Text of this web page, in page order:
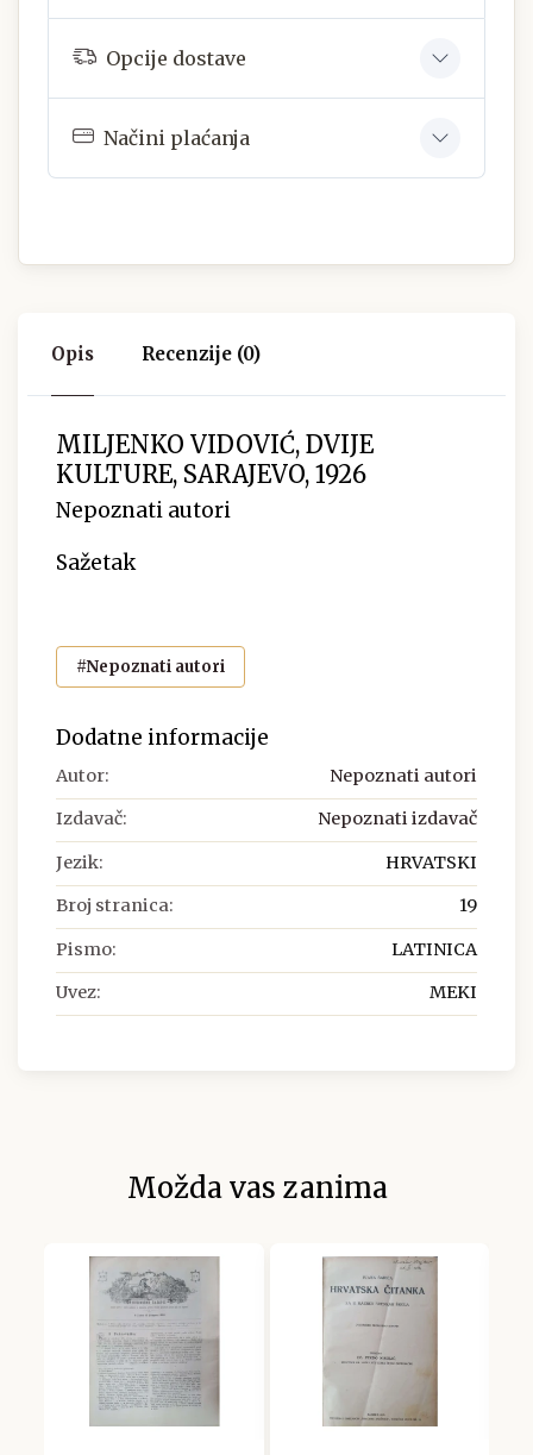
Opcije dostave
Načini plaćanja
Opis Recenzije (0)
MILJENKO VIDOVIĆ, DVIJE
KULTURE, SARAJEVO, 1926
Nepoznati autori
Sažetak
#Nepoznati autori
Dodatne informacije
Autor: Nepoznati autori
Izdavač: Nepoznati izdavač
Jezik: HRVATSKI
Broj stranica: 19
Pismo: LATINICA
Uvez: MEKI
Možda vas zanima